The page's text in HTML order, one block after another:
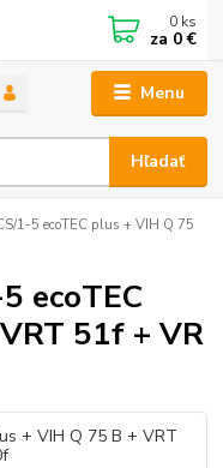
Menu
Hľadať
0 ks
za 0 €
1-5 ecoTEC plus + VIH Q 75
ecoTEC
51f + VR